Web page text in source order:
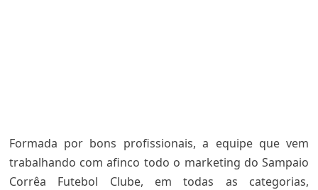
Formada por bons profissionais, a equipe que vem
trabalhando com afinco todo o marketing do Sampaio
Corrêa Futebol Clube, em todas as categorias,